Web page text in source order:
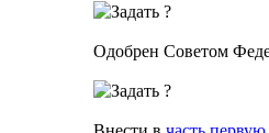
Одобрен Советом